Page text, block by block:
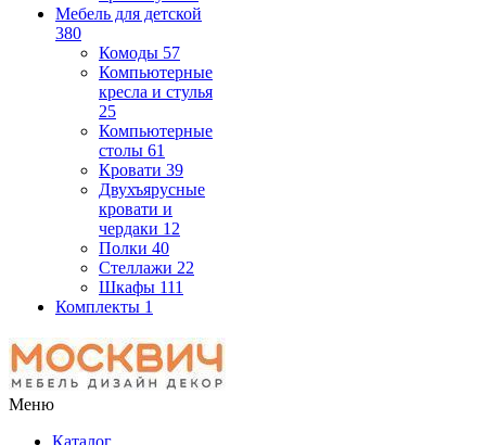
Мебель для детской
380
Комоды 57
Компьютерные
кресла и стулья
25
Компьютерные
столы 61
Кровати 39
Двухъярусные
кровати и
чердаки 12
Полки 40
Стеллажи 22
Шкафы 111
Комплекты 1
Меню
Каталог